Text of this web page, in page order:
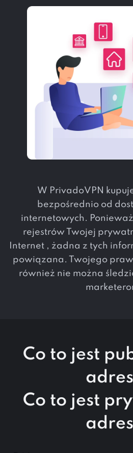
W PrivadoVPN
bezpośrednio od
internetowych.
rejestrów Twojej
Internet , żadna z tych
powiązana. Twojego
również nie można
Co to jest
Co to jest